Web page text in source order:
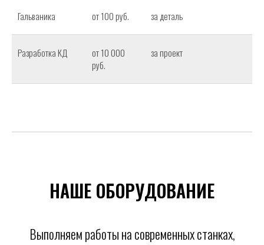
Гальваника от 100 руб. за деталь
Разработка КД
от 10 000
руб.
за проект
НАШЕ ОБОРУДОВАНИЕ
Выполняем работы на современных станках,